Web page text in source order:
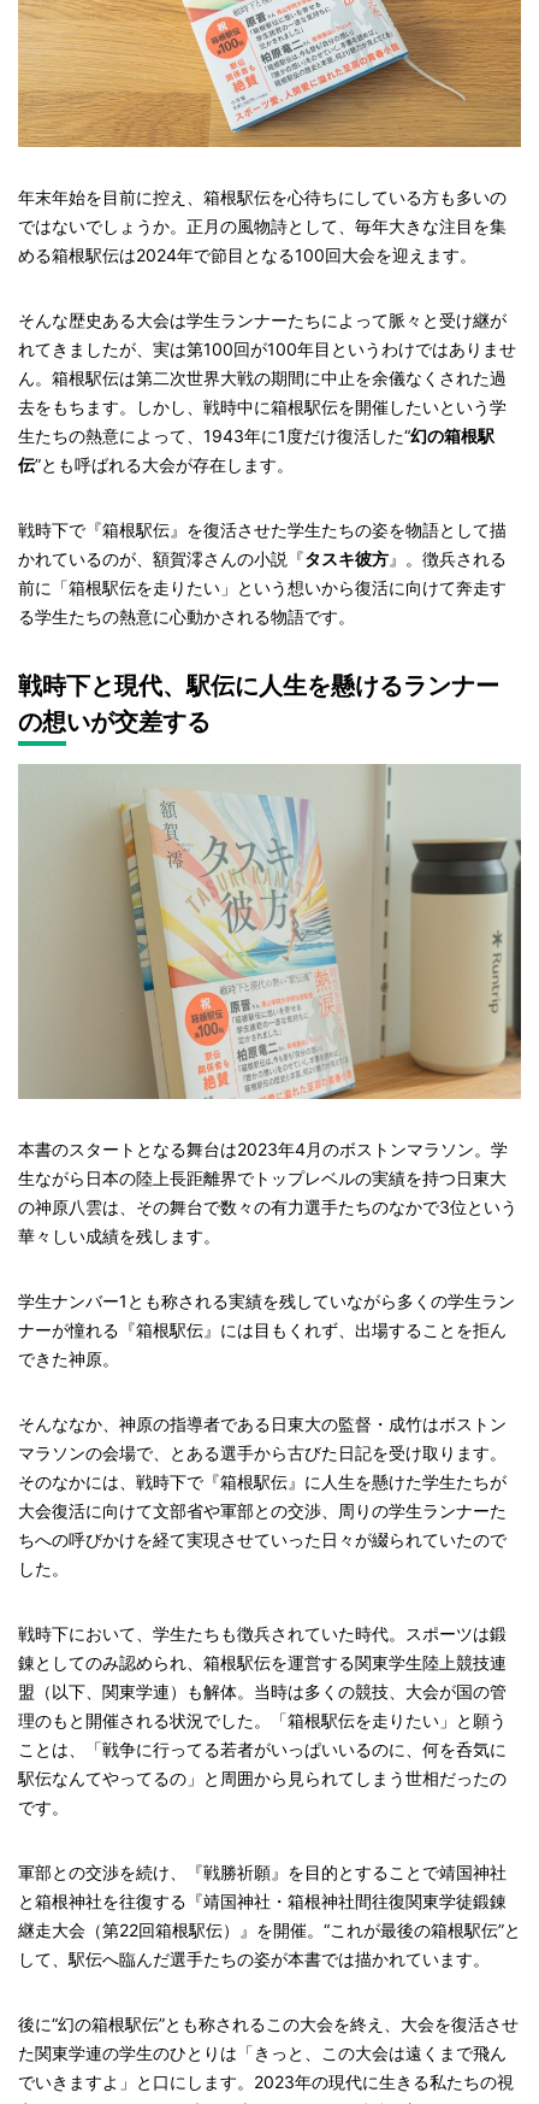
年末年始を目前に控え、箱根駅伝を心待ちにしている方も多いの
ではないでしょうか。正月の風物詩として、毎年大きな注目を集
める箱根駅伝は2024年で節目となる100回大会を迎えます。
そんな歴史ある大会は学生ランナーたちによって脈々と受け継が
れてきましたが、実は第100回が100年目というわけではありませ
ん。箱根駅伝は第二次世界大戦の期間に中止を余儀なくされた過
去をもちます。しかし、戦時中に箱根駅伝を開催したいという学
生たちの熱意によって、1943年に1度だけ復活した“幻の箱根駅
伝”とも呼ばれる大会が存在します。
戦時下で『箱根駅伝』を復活させた学生たちの姿を物語として描
かれているのが、額賀澪さんの小説『タスキ彼方』。徴兵される
前に「箱根駅伝を走りたい」という想いから復活に向けて奔走す
る学生たちの熱意に心動かされる物語です。
戦時下と現代、駅伝に人生を懸けるランナー
の想いが交差する
本書のスタートとなる舞台は2023年4月のボストンマラソン。学
生ながら日本の陸上長距離界でトップレベルの実績を持つ日東大
の神原八雲は、その舞台で数々の有力選手たちのなかで3位という
華々しい成績を残します。
学生ナンバー1とも称される実績を残していながら多くの学生ラン
ナーが憧れる『箱根駅伝』には目もくれず、出場することを拒ん
できた神原。
そんななか、神原の指導者である日東大の監督・成竹はボストン
マラソンの会場で、とある選手から古びた日記を受け取ります。
そのなかには、戦時下で『箱根駅伝』に人生を懸けた学生たちが
大会復活に向けて文部省や軍部との交渉、周りの学生ランナーた
ちへの呼びかけを経て実現させていった日々が綴られていたので
した。
戦時下において、学生たちも徴兵されていた時代。スポーツは鍛
錬としてのみ認められ、箱根駅伝を運営する関東学生陸上競技連
盟（以下、関東学連）も解体。当時は多くの競技、大会が国の管
理のもと開催される状況でした。「箱根駅伝を走りたい」と願う
ことは、「戦争に行ってる若者がいっぱいいるのに、何を呑気に
駅伝なんてやってるの」と周囲から見られてしまう世相だったの
です。
軍部との交渉を続け、『戦勝祈願』を目的とすることで靖国神社
と箱根神社を往復する『靖国神社・箱根神社間往復関東学徒鍛錬
継走大会（第22回箱根駅伝）』を開催。“これが最後の箱根駅伝”と
して、駅伝へ臨んだ選手たちの姿が本書では描かれています。
後に“幻の箱根駅伝”とも称されるこの大会を終え、大会を復活させ
た関東学連の学生のひとりは「きっと、この大会は遠くまで飛ん
でいきますよ」と口にします。2023年の現代に生きる私たちの視